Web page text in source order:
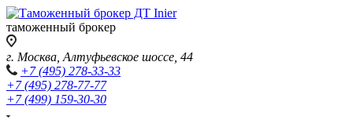
таможенный брокер
г. Москва, Алтуфьевское шоссе, 44
+7 (495) 278-33-33
+7 (495) 278-77-77
+7 (499) 159-30-30